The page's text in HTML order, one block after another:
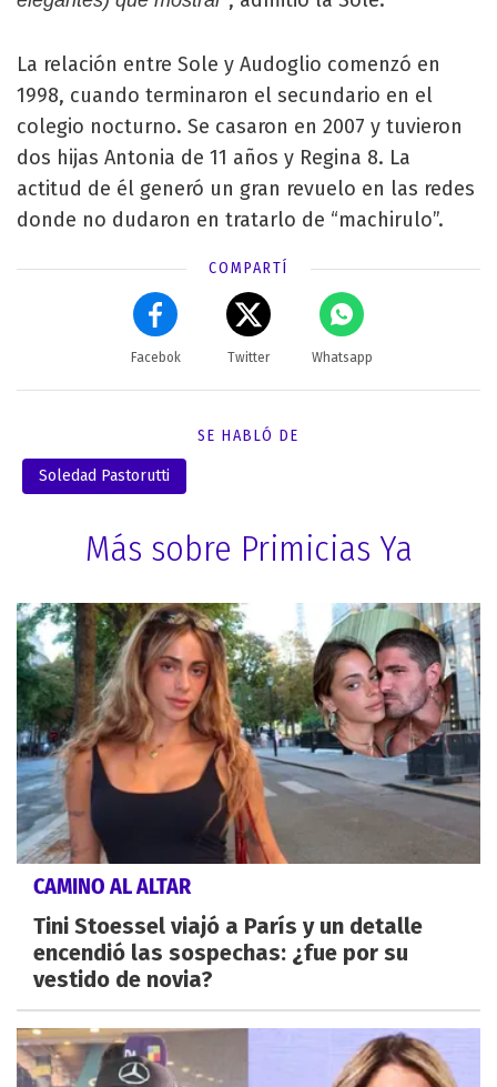
La relación entre Sole y Audoglio comenzó en
1998, cuando terminaron el secundario en el
colegio nocturno. Se casaron en 2007 y tuvieron
dos hijas Antonia de 11 años y Regina 8. La
actitud de él generó un gran revuelo en las redes
donde no dudaron en tratarlo de “machirulo”.
COMPARTÍ
Facebok Twitter Whatsapp
SE HABLÓ DE
Soledad Pastorutti
Más sobre Primicias Ya
CAMINO AL ALTAR
Tini Stoessel viajó a París y un detalle
encendió las sospechas: ¿fue por su
vestido de novia?